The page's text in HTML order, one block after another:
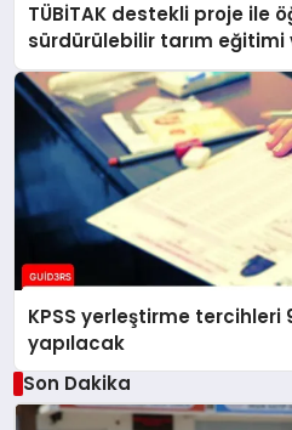
TÜBİTAK destekli proje ile
sürdürülebilir tarım eğitimi
KPSS yerleştirme tercihleri
yapılacak
Son Dakika